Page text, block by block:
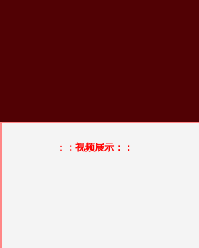
： ：视频展示：：